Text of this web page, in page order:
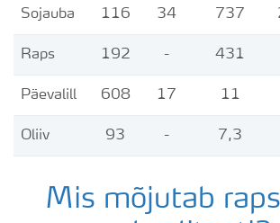
Sojauba 116 34 737
Raps 192 - 431
Päevalill 608 17 11
Oliiv 93 - 7,3
Mis mõjutab